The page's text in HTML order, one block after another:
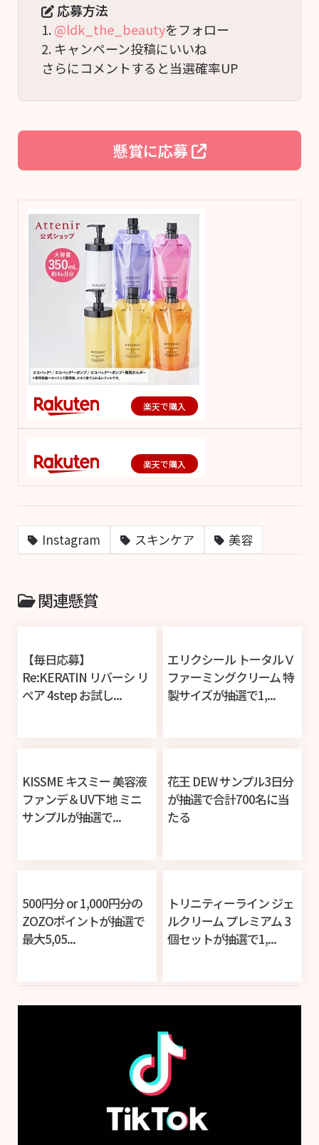
応募方法
1. @ldk_the_beautyをフォロー
2. キャンペーン投稿にいいね
さらにコメントすると当選確率UP
懸賞に応募
楽天で購入
楽天で購入
Instagram スキンケア 美容
関連懸賞
【毎日応募】
Re:KERATIN リバーシ リ
ペア 4step お試し...
エリクシール トータルＶ
ファーミングクリーム 特
製サイズが抽選で1,...
KISSME キスミー 美容液
ファンデ＆UV下地 ミニ
サンプルが抽選で...
花王 DEW サンプル3日分
が抽選で合計700名に当
たる
500円分 or 1,000円分の
ZOZOポイントが抽選で
最大5,05...
トリニティーライン ジェ
ルクリーム プレミアム 3
個セットが抽選で1,...